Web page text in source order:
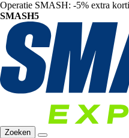
Operatie SMASH: -5% extra
SMASH5
Zoeken